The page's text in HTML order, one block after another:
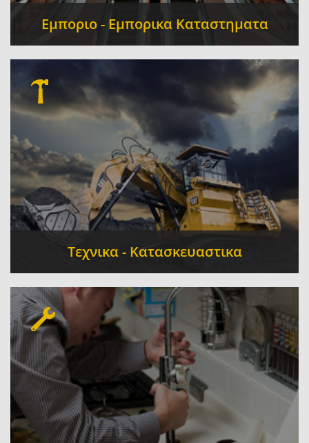
Εμποριο - Εμπορικα Καταστηματα
Κρεοπωλεία-Mini Market - Παντοπωλεία -
Σούπερ Μάρκετ
Τεχνικα - Κατασκευαστικα
Τεχνικό Γραφείο-Ηλεκτρολόγοι -
Ηλεκτρολογικές Εγκαταστάσεις
-Θέρμανση -
Ψύξη - Κλιματισμός-Πολιτικοί Μηχανικοί
Ξυλουργικές Εργασίες